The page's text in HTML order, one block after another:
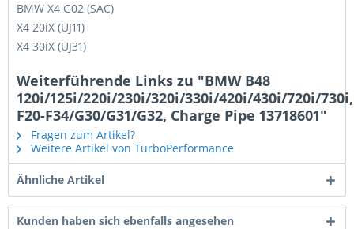
BMW X4 G02 (SAC)
X4 20iX (UJ11)
X4 30iX (UJ31)
Weiterführende Links zu "BMW B48
120i/125i/220i/230i/320i/330i/420i/430i/720i/730i,
F20-F34/G30/G31/G32, Charge Pipe 13718601"
Fragen zum Artikel?
Weitere Artikel von TurboPerformance
Ähnliche Artikel
Kunden haben sich ebenfalls angesehen